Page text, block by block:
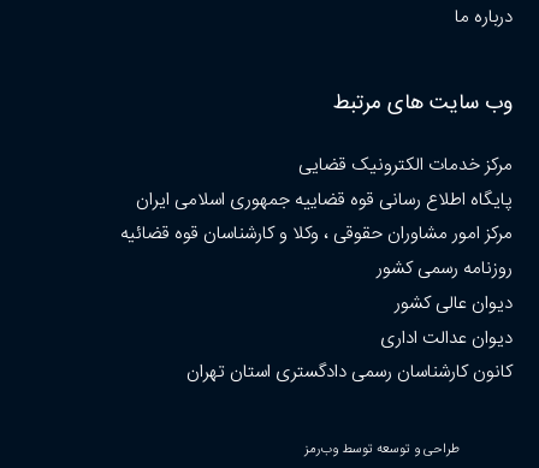
درباره ما
وب سایت های مرتبط
مرکز خدمات الکترونیک قضایی
پایگاه اطلاع رسانی قوه قضاییه جمهوری اسلامی ایران
مرکز امور مشاوران حقوقی ، وکلا و کارشناسان قوه قضائیه
روزنامه رسمی کشور
دیوان عالی کشور
دیوان عدالت اداری
کانون کارشناسان رسمی دادگستری استان تهران
طراحی و توسعه توسط وب‌رمز